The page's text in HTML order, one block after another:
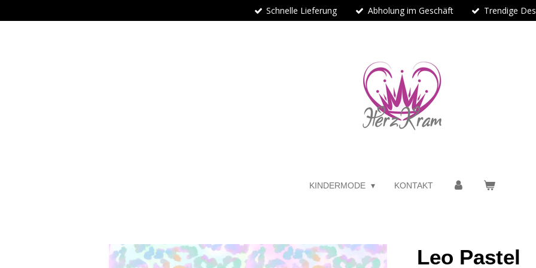
Hauptinhalt
Schnelle Lieferung Abholung im Geschäft Trendige
KINDERMODE KONTAKT
Leo Pastel